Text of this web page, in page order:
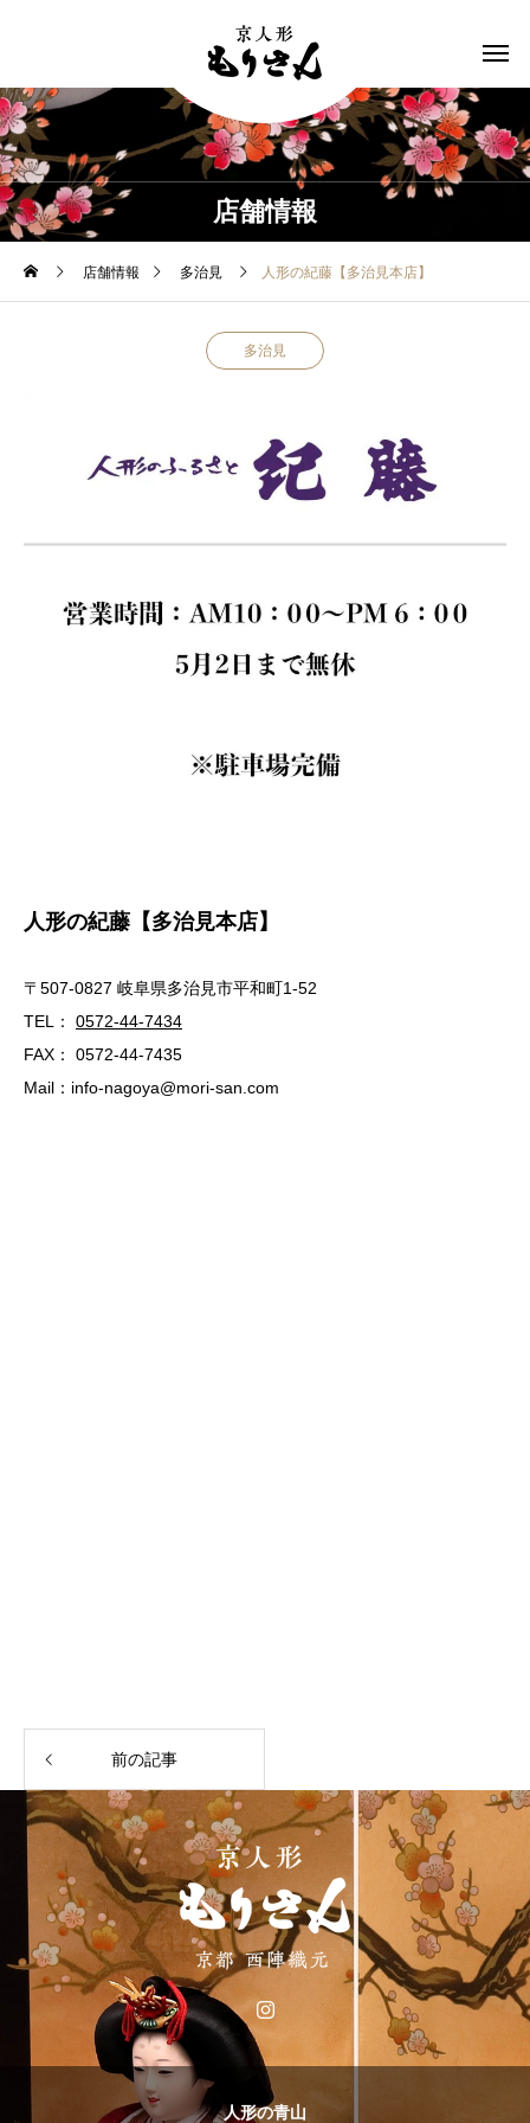
店舗情報
店舗情報 多治見 人形の紀藤【多治見本店】
多治見
人形の紀藤【多治見本店】
〒507-0827 岐阜県多治見市平和町1-52
TEL： 0572-44-7434
FAX： 0572-44-7435
Mail： info-nagoya@mori-san.com
前の記事
人形の青山